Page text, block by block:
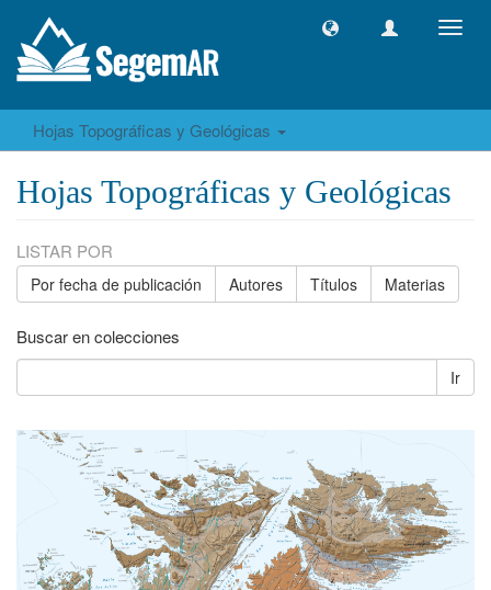
Hojas Topográficas y Geológicas
Hojas Topográficas y Geológicas
LISTAR POR
Por fecha de publicación Autores Títulos Materias
Buscar en colecciones
Ir